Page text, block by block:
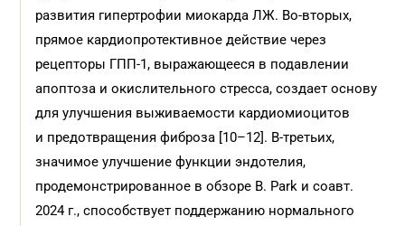
развития гипертрофии миокарда ЛЖ. Во-вторых,
прямое кардиопротективное действие через
рецепторы ГПП-1, выражающееся в подавлении
апоптоза и окислительного стресса, создает основу
для улучшения выживаемости кардиомиоцитов
и предотвращения фиброза [10–12]. В-третьих,
значимое улучшение функции эндотелия,
продемонстрированное в обзоре B. Park и соавт.
2024 г., способствует поддержанию нормального